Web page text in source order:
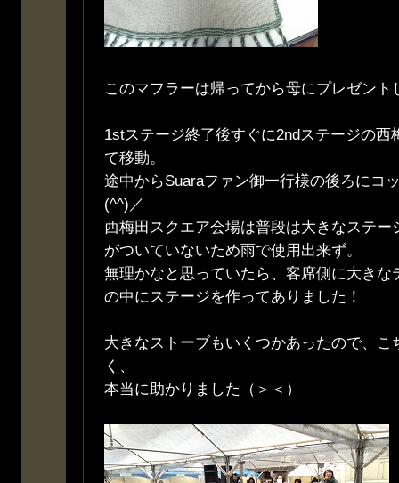
このマフラーは帰ってから母にプレゼント
1stステージ終了後すぐに2ndステージの西
て移動。
途中からSuaraファン御一行様の後ろにコ
(^^)／
西梅田スクエア会場は普段は大きなステー
がついていないため雨で使用出来ず。
無理かなと思っていたら、客席側に大きな
の中にステージを作ってありました！
大きなストーブもいくつかあったので、こ
く、
本当に助かりました（＞＜）